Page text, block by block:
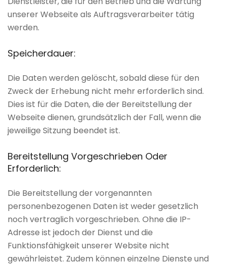
unserer Webseite als Auftragsverarbeiter tätig
werden.
Speicherdauer:
Die Daten werden gelöscht, sobald diese für den
Zweck der Erhebung nicht mehr erforderlich sind.
Dies ist für die Daten, die der Bereitstellung der
Webseite dienen, grundsätzlich der Fall, wenn die
jeweilige Sitzung beendet ist.
Bereitstellung Vorgeschrieben Oder
Erforderlich:
Die Bereitstellung der vorgenannten
personenbezogenen Daten ist weder gesetzlich
noch vertraglich vorgeschrieben. Ohne die IP-
Adresse ist jedoch der Dienst und die
Funktionsfähigkeit unserer Website nicht
gewährleistet. Zudem können einzelne Dienste und